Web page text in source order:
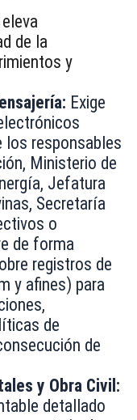
de la
y
Exige
los responsables
Ministerio de
Jefatura
Secretaría
o
de forma
registros de
y afines) para
de
de
y Obra Civil:
detallado